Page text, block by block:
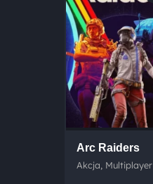
Arc Raiders
Akcja, Multiplayer